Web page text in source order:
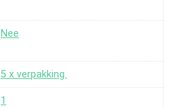
‎Nee
‎5 x verpakking.
‎1